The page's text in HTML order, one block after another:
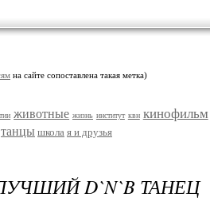
на сайте сопоставлена такая метка)
животные жизнь институт квн кинофильм
танцы школа я и друзья
D`N`B ТАНЕЦ